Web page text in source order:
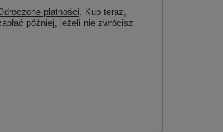
płatności. Kup teraz,
później, jeżeli nie zwrócisz